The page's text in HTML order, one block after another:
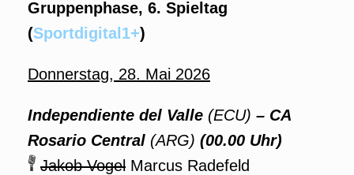
Gruppenphase, 6. Spieltag
(Sportdigital1+)
Donnerstag, 28. Mai 2026
Independiente del Valle (ECU) – CA
Rosario Central (ARG) (00.00 Uhr)
Jakob Vogel Marcus Radefeld